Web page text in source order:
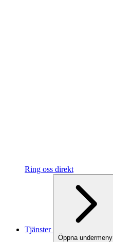
Ring oss direkt
Tjänster
Öppna undermeny